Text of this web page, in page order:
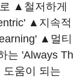
▲철저하게
▲지속적
▲멀티
는 'Always Th
움이 되는